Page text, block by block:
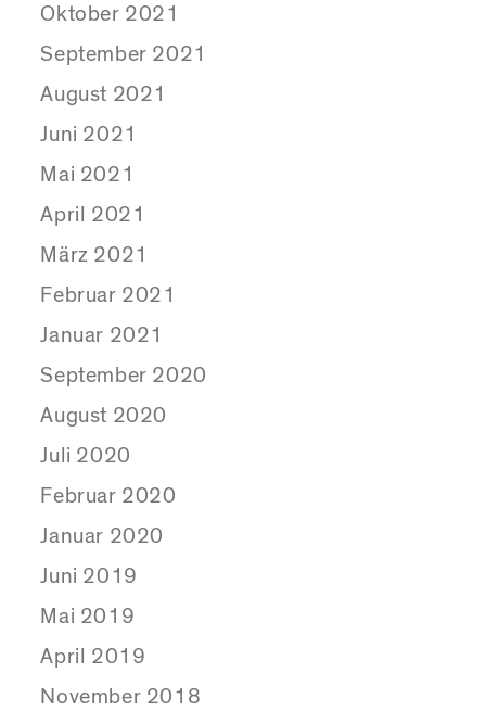
Oktober 2021
September 2021
August 2021
Juni 2021
Mai 2021
April 2021
März 2021
Februar 2021
Januar 2021
September 2020
August 2020
Juli 2020
Februar 2020
Januar 2020
Juni 2019
Mai 2019
April 2019
November 2018